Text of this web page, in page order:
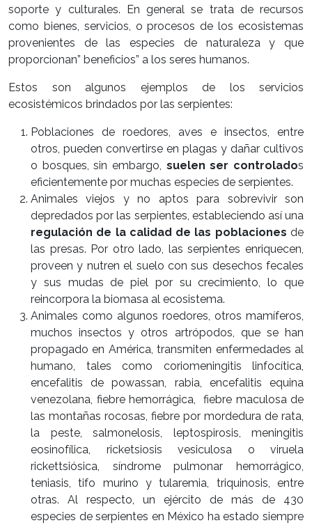
soporte y culturales. En general se trata de recursos
como bienes, servicios, o procesos de los ecosistemas
provenientes de las especies de naturaleza y que
proporcionan” beneficios” a los seres humanos.
Estos son algunos ejemplos de los servicios
ecosistémicos brindados por las serpientes:
Poblaciones de roedores, aves e insectos, entre
otros, pueden convertirse en plagas y dañar cultivos
o bosques, sin embargo, suelen ser controlados
eficientemente por muchas especies de serpientes.
Animales viejos y no aptos para sobrevivir son
depredados por las serpientes, estableciendo así una
regulación de la calidad de las poblaciones de
las presas. Por otro lado, las serpientes enriquecen,
proveen y nutren el suelo con sus desechos fecales
y sus mudas de piel por su crecimiento, lo que
reincorpora la biomasa al ecosistema.
Animales como algunos roedores, otros mamíferos,
muchos insectos y otros artrópodos, que se han
propagado en América, transmiten enfermedades al
humano, tales como coriomeningitis linfocítica,
encefalitis de powassan, rabia, encefalitis equina
venezolana, fiebre hemorrágica, fiebre maculosa de
las montañas rocosas, fiebre por mordedura de rata,
la peste, salmonelosis, leptospirosis, meningitis
eosinofílica, ricketsiosis vesiculosa o viruela
rickettsiósica, síndrome pulmonar hemorrágico,
teniasis, tifo murino y tularemia, triquinosis, entre
otras. Al respecto, un ejército de más de 430
especies de serpientes en México ha estado siempre